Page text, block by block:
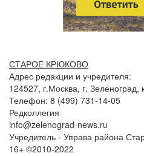
СТАРОЕ КРЮКОВО
Адрес редакции и учредителя:
124527, г.Москва, г. Зеленоград,
Телефон: 8 (499) 731-14-05
Редколлегия
info@zelenograd-news.ru
Учредитель - Управа района
16+ ©2010-2022